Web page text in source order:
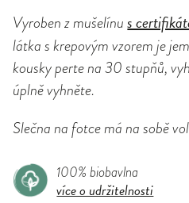
Vyroben z mušelínus
látka s krepovým vzorem je
kousky perte na 30 stupňů,
úplně vyhněte.
Slečna na fotce má na sobě
100% biobavlna
více o udržitelnosti